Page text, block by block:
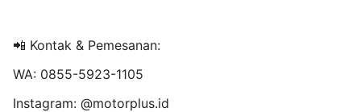
📲 Kontak & Pemesanan:
WA: 0855-5923-1105
Instagram: @motorplus.id